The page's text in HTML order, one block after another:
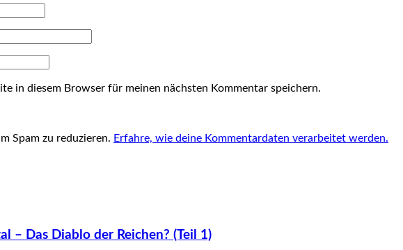
in diesem Browser für meinen nächsten Kommentar speichern.
Spam zu reduzieren. Erfahre, wie deine Kommentardaten verarbeitet werden.
– Das Diablo der Reichen? (Teil 1)